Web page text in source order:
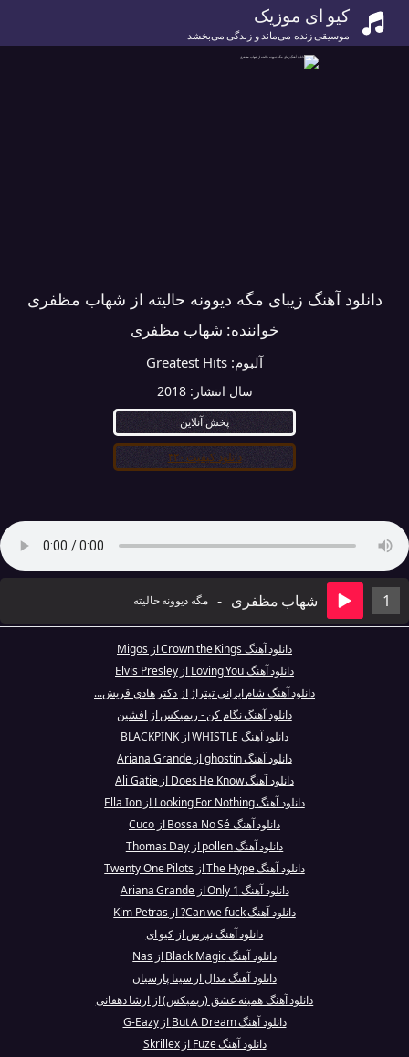
کیو ای موزیک
موسیقی زنده می‌ماند و زندگی می‌بخشد
دانلود آهنگ زیبای مگه دیوونه حالیته از شهاب مظفری
خواننده: شهاب مظفری
آلبوم: Greatest Hits
سال انتشار:2018
پخش آنلاین
دانلود کیفیت ۳۲۰
1 شهاب مظفری - مگه دیوونه حالیته
دانلود آهنگ Crown the Kings از Migos
دانلود آهنگ Loving You از Elvis Presley
دانلود آهنگ شام ایرانی تیتراژ از دکتر هادی قریش...
دانلود آهنگ نگام کن - ریمیکس از افشین
دانلود آهنگ WHISTLE از BLACKPINK
دانلود آهنگ ghostin از Ariana Grande
دانلود آهنگ Does He Know از Ali Gatie
دانلود آهنگ Looking For Nothing از Ella Ion
دانلود آهنگ Bossa No Sé از Cuco
دانلود آهنگ pollen از Thomas Day
دانلود آهنگ The Hype از Twenty One Pilots
دانلود آهنگ Only 1 از Ariana Grande
دانلود آهنگ Can we fuck? از Kim Petras
دانلود آهنگ نپرس از کیو ای
دانلود آهنگ Black Magic از Nas
دانلود آهنگ مدال از سینا پارسیان
دانلود آهنگ همینه عشق (ریمیکس) از ارشا دهقانی
دانلود آهنگ But A Dream از G-Eazy
دانلود آهنگ Fuze از Skrillex